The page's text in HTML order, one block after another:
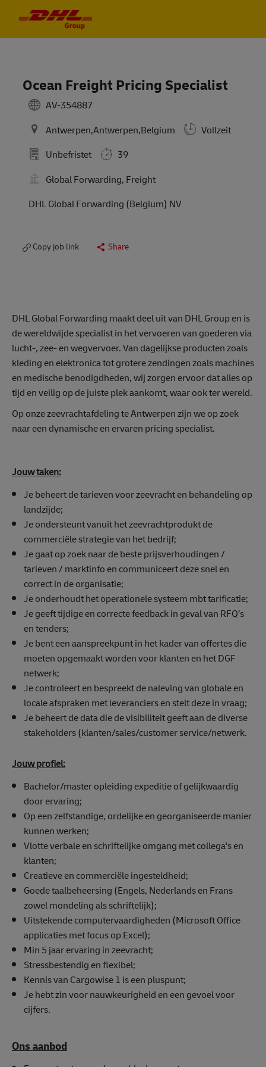
Ocean Freight Pricing Specialist
AV-354887
Antwerpen,Antwerpen,Belgium
Vollzeit
Unbefristet
39
Global Forwarding, Freight
DHL Global Forwarding (Belgium) NV
Copy job link Share
DHL Global Forwarding maakt deel uit van DHL Group en is
de wereldwijde specialist in het vervoeren van goederen via
lucht-, zee- en wegvervoer. Van dagelijkse producten zoals
kleding en elektronica tot grotere zendingen zoals machines
en medische benodigdheden, wij zorgen ervoor dat alles op
tijd en veilig op de juiste plek aankomt, waar ook ter wereld.
Op onze zeevrachtafdeling te Antwerpen zijn we op zoek
naar een dynamische en ervaren pricing specialist.
Jouw taken:
Je beheert de tarieven voor zeevracht en behandeling op
landzijde;
Je ondersteunt vanuit het zeevrachtprodukt de
commerciële strategie van het bedrijf;
Je gaat op zoek naar de beste prijsverhoudingen /
tarieven / marktinfo en communiceert deze snel en
correct in de organisatie;
Je onderhoudt het operationele systeem mbt tarificatie;
Je geeft tijdige en correcte feedback in geval van RFQ’s
en tenders;
Je bent een aanspreekpunt in het kader van offertes die
moeten opgemaakt worden voor klanten en het DGF
netwerk;
Je controleert en bespreekt de naleving van globale en
locale afspraken met leveranciers en stelt deze in vraag;
Je beheert de data die de visibiliteit geeft aan de diverse
stakeholders (klanten/sales/customer service/netwerk.
Jouw profiel:
Bachelor/master opleiding expeditie of gelijkwaardig
door ervaring;
Op een zelfstandige, ordelijke en georganiseerde manier
kunnen werken;
Vlotte verbale en schriftelijke omgang met collega's en
klanten;
Creatieve en commerciële ingesteldheid;
Goede taalbeheersing (Engels, Nederlands en Frans
zowel mondeling als schriftelijk);
Uitstekende computervaardigheden (Microsoft Office
applicaties met focus op Excel);
Min 5 jaar ervaring in zeevracht;
Stressbestendig en flexibel;
Kennis van Cargowise 1 is een pluspunt;
Je hebt zin voor nauwkeurigheid en een gevoel voor
cijfers.
Ons aanbod